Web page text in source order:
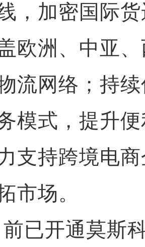
，加密国际
欧洲、中亚
流网络；持
模式，提升
支持跨境电
市场。
开通莫斯科